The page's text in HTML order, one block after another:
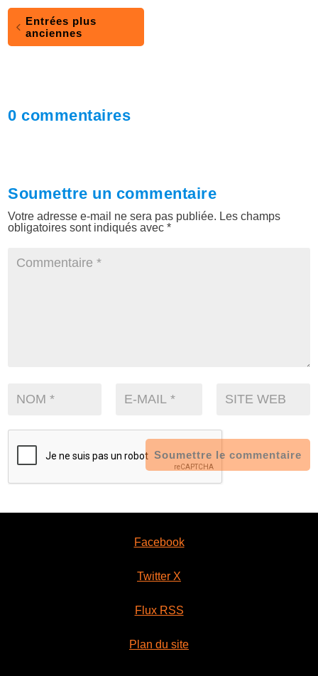
Entrées plus
anciennes
0 commentaires
Soumettre un commentaire
Votre adresse e-mail ne sera pas publiée. Les champs
obligatoires sont indiqués avec*
Soumettre le commentaire
Facebook
Twitter X
Flux RSS
Plan du site